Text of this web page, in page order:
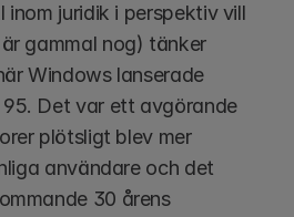
inom juridik i perspektiv vill
gammal nog) tänker
Windows lanserade
Det var ett avgörande
plötsligt blev mer
användare och det
30 årens